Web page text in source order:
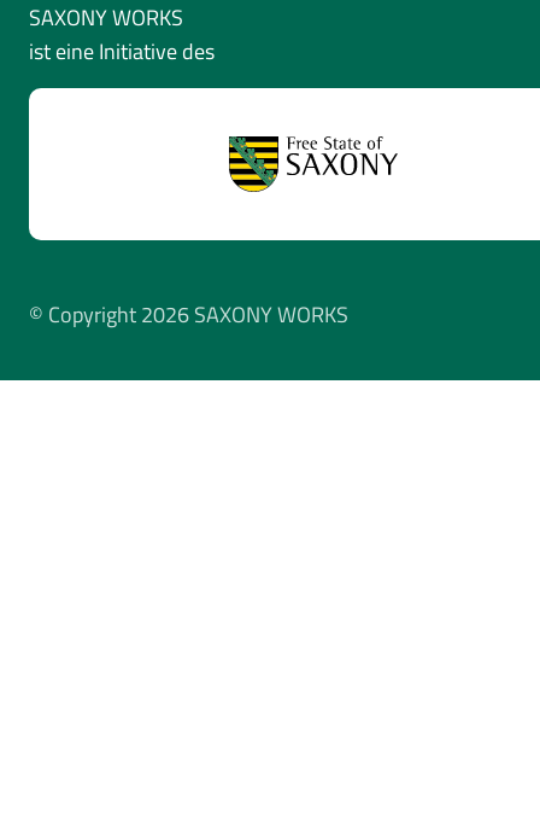
SAXONY WORKS
ist eine Initiative des
© Copyright 2026 SAXONY WORKS